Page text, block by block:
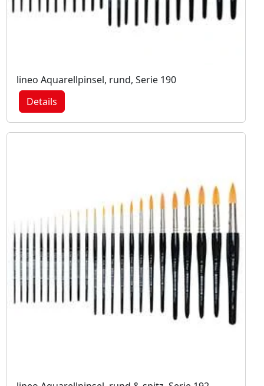
lineo Aquarellpinsel, rund, Serie 190
Details